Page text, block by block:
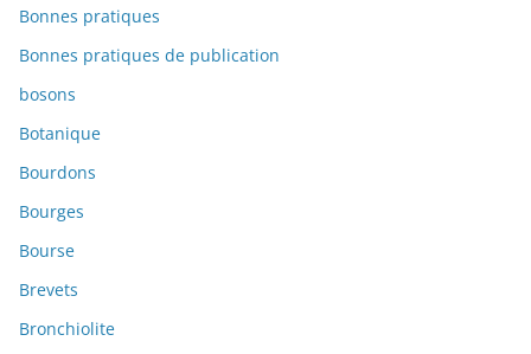
Bonnes pratiques
Bonnes pratiques de publication
bosons
Botanique
Bourdons
Bourges
Bourse
Brevets
Bronchiolite